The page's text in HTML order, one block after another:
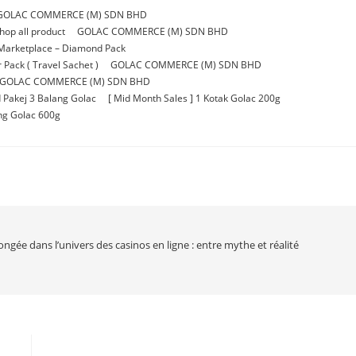
COMMERCE (M) SDN BHD
all product
GOLAC COMMERCE (M) SDN BHD
– Diamond Pack
( Travel Sachet )
GOLAC COMMERCE (M) SDN BHD
GOLAC COMMERCE (M) SDN BHD
3 Balang Golac
[ Mid Month Sales ] 1 Kotak Golac 200g
Golac 600g
dans l’univers des casinos en ligne : entre mythe et réalité